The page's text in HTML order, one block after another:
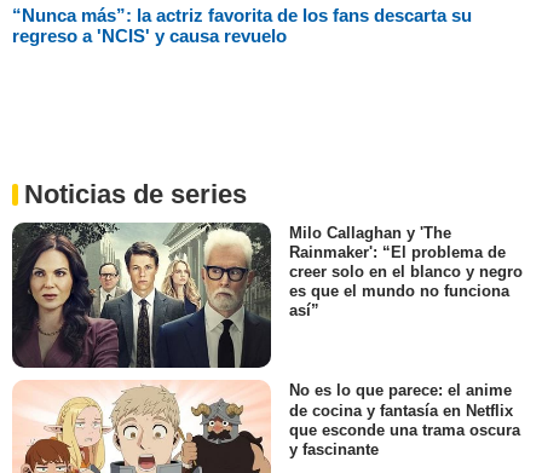
“Nunca más”: la actriz favorita de los fans descarta su
regreso a 'NCIS' y causa revuelo
Noticias de series
Milo Callaghan y 'The
Rainmaker': “El problema de
creer solo en el blanco y negro
es que el mundo no funciona
así”
No es lo que parece: el anime
de cocina y fantasía en Netflix
que esconde una trama oscura
y fascinante